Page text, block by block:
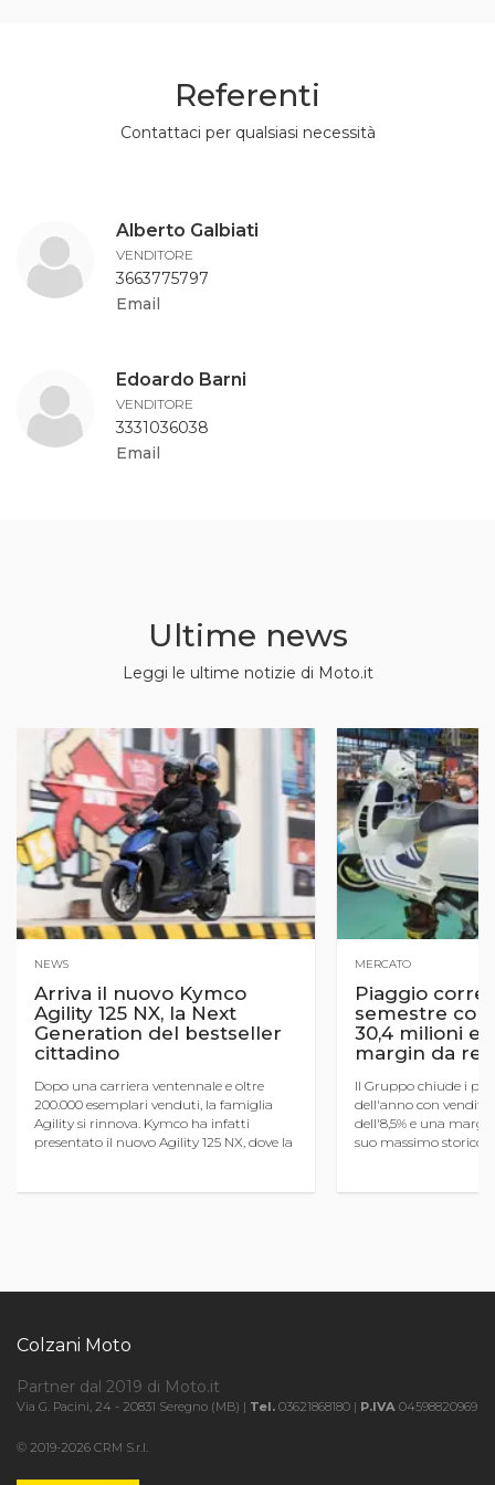
Referenti
Contattaci per qualsiasi necessità
Alberto Galbiati
VENDITORE
3663775797
Email
Edoardo Barni
VENDITORE
3331036038
Email
Ultime news
Leggi le ultime notizie di Moto.it
NEWS
Arriva il nuovo Kymco
Agility 125 NX, la Next
Generation del bestseller
cittadino
Dopo una carriera ventennale e oltre
200.000 esemplari venduti, la famiglia
Agility si rinnova. Kymco ha infatti
presentato il nuovo Agility 125 NX, dove la
MERCATO
Piaggio corre
semestre con
30,4 milioni
margin da
Il Gruppo chiude i
dell'anno con
dell'8,5% e una
suo massimo storico
Colzani Moto
Partner dal 2019 di Moto.it
Via G. Pacini, 24 - 20831 Seregno (MB) | Tel. 03621868180 | P.IVA 04598820969
© 2019-2026 CRM S.r.l.